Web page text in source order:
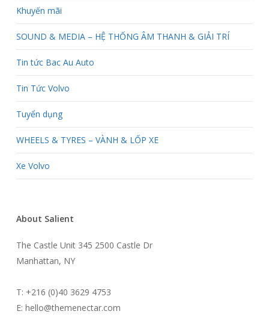
Khuyến mãi
SOUND & MEDIA – HỆ THỐNG ÂM THANH & GIẢI TRÍ
Tin tức Bac Au Auto
Tin Tức Volvo
Tuyển dụng
WHEELS & TYRES – VÀNH & LỐP XE
Xe Volvo
About Salient
The Castle Unit 345 2500 Castle Dr
Manhattan, NY
T: +216 (0)40 3629 4753
E: hello@themenectar.com